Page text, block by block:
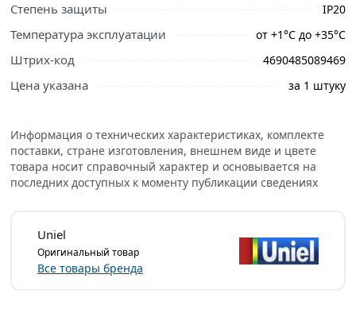
описанием и отзывами о товаре, чтобы сделать
правильный выбор и заказать онлайн. Наши
профессиональные менеджеры обработают заказ и
свяжутся с Вами для согласования условий доставки
или самовывоза.
S-GSU5-3 белый 5 розеток 3 м UL-00001744 из категории
Удлинителидействительны в Москве и области.
Степень защиты IP20
Температура эксплуатации от +1°С до +35°С
Штрих-код 4690485089469
Цена указана за 1 штуку
Информация о технических характеристиках, комплекте
поставки, стране изготовления, внешнем виде и цвете
товара носит справочный характер и основывается на
последних доступных к моменту публикации сведениях
Uniel
Оригинальный товар
Все товары бренда